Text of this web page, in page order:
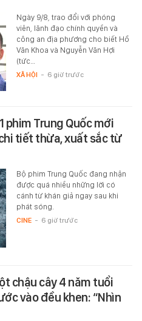
Ngày 9/8, trao đổi với phóng
viên, lãnh đạo chính quyền và
công an địa phương cho biết Hồ
Văn Khoa và Nguyễn Văn Hợi
(tức…
XÃ HỘI - 6 giờ trước
phim Trung Quốc mới
tiết thừa, xuất sắc từ
Bộ phim Trung Quốc đang nhận
được quá nhiều những lời có
cánh từ khán giả ngay sau khi
phát sóng.
CINE - 6 giờ trước
chậu cây 4 năm tuổi
vào đều khen: “Nhìn